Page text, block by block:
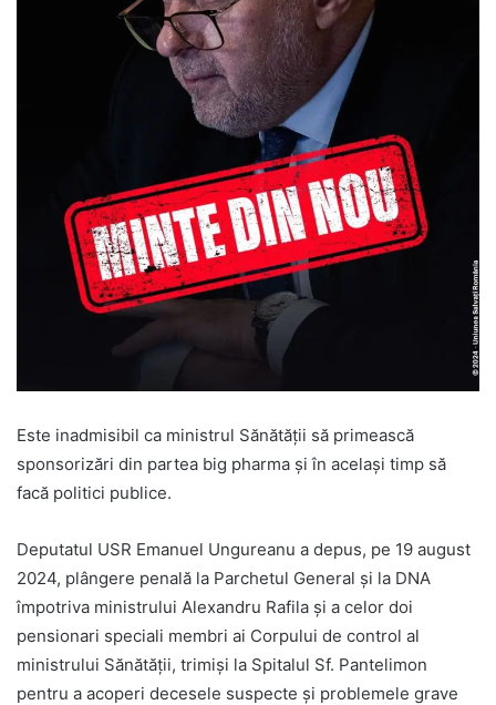
Este inadmisibil ca ministrul Sănătății să primească
sponsorizări din partea big pharma și în același timp să
facă politici publice.
Deputatul USR Emanuel Ungureanu a depus, pe 19 august
2024, plângere penală la Parchetul General și la DNA
împotriva ministrului Alexandru Rafila și a celor doi
pensionari speciali membri ai Corpului de control al
ministrului Sănătății, trimiși la Spitalul Sf. Pantelimon
pentru a acoperi decesele suspecte și problemele grave